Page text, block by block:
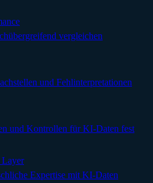
vergleichen
und Fehlinterpretationen
und Kontrollen für KI-Daten fest
Layer
Expertise mit KI-Daten